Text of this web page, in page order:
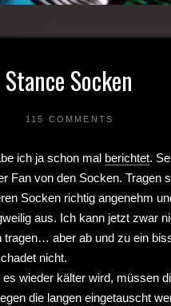
Stance Socken
115 COMMENTS
ich ja schon mal berichtet.
Fan von den Socken. Tragen
Socken richtig angenehm
aus. Ich kann jetzt zwar
tragen… aber ab und zu ein
nicht.
es wieder kälter wird, müssen
die langen eingetauscht